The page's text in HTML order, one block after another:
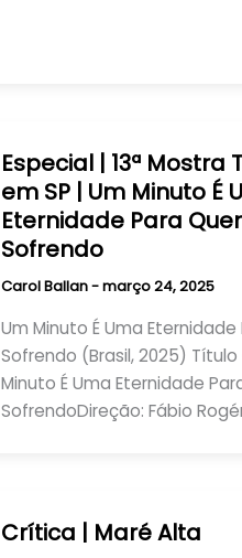
Especial | 13ª Mostra
em SP | Um Minuto É
Eternidade Para
Sofrendo
Carol Ballan-março 24, 2025
Um Minuto É Uma
Sofrendo (Brasil, 2025) Título
Minuto É Uma Eternidade
SofrendoDireção: Fábio
Crítica | Maré Alta